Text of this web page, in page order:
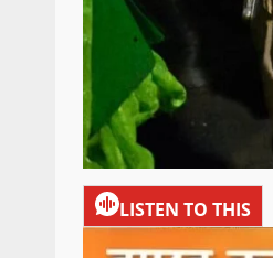
LISTEN TO THIS